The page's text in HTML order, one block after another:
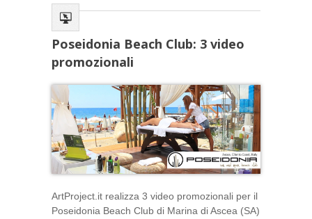
Poseidonia Beach Club: 3 video
promozionali
ArtProject.it realizza 3 video promozionali per il
Poseidonia Beach Club di Marina di Ascea (SA)